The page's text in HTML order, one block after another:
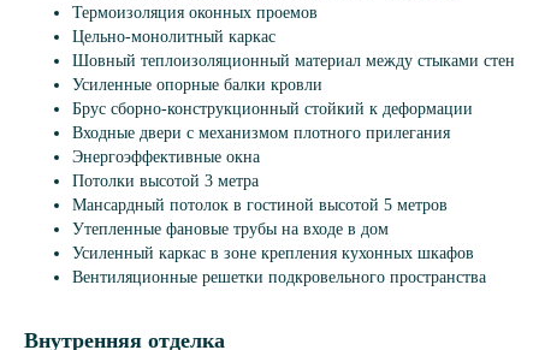
Термоизоляция оконных проемов
Цельно-монолитный каркас
Шовный теплоизоляционный материал между стыками стен
Усиленные опорные балки кровли
Брус сборно-конструкционный стойкий к деформации
Входные двери с механизмом плотного прилегания
Энергоэффективные окна
Потолки высотой 3 метра
Мансардный потолок в гостиной высотой 5 метров
Утепленные фановые трубы на входе в дом
Усиленный каркас в зоне крепления кухонных шкафов
Вентиляционные решетки подкровельного пространства
Внутренняя отделка